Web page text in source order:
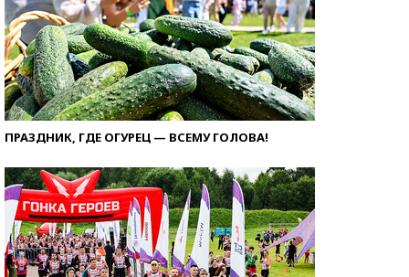
ПРАЗДНИК, ГДЕ ОГУРЕЦ — ВСЕМУ ГОЛОВА!